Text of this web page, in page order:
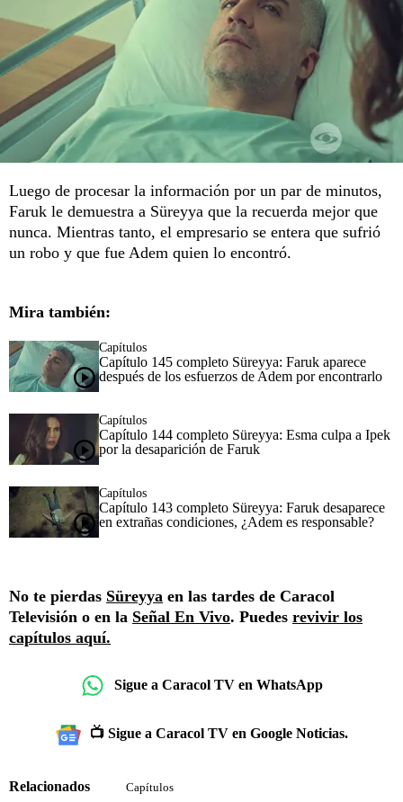
Luego de procesar la información por un par de minutos,
Faruk le demuestra a Süreyya que la recuerda mejor que
nunca. Mientras tanto, el empresario se entera que sufrió
un robo y que fue Adem quien lo encontró.
Mira también:
Capítulos
Capítulo 145 completo Süreyya: Faruk aparece
después de los esfuerzos de Adem por encontrarlo
Capítulos
Capítulo 144 completo Süreyya: Esma culpa a Ipek
por la desaparición de Faruk
Capítulos
Capítulo 143 completo Süreyya: Faruk desaparece
en extrañas condiciones, ¿Adem es responsable?
No te pierdas Süreyya en las tardes de Caracol
Televisión o en la Señal En Vivo. Puedes revivir los
capítulos aquí.
Sigue a Caracol TV en WhatsApp
📺 Sigue a Caracol TV en Google Noticias.
Relacionados Capítulos